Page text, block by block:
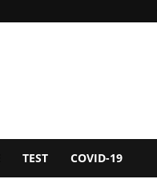
TEST COVID-19